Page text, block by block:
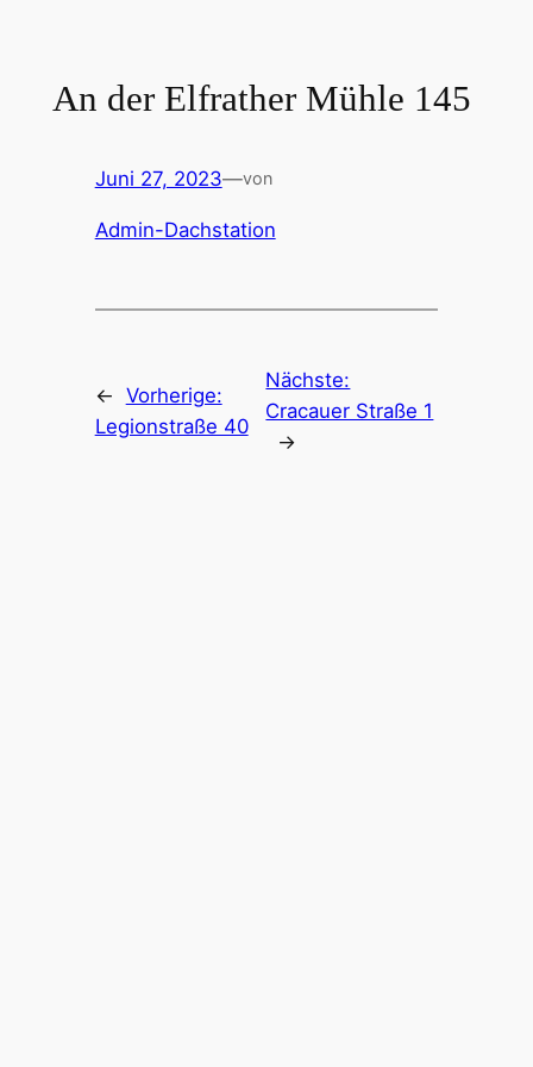
springenAn der Elfrather Mühle 145
Juni 27, 2023—von
Admin-Dachstation
← Vorherige:
Legionstraße 40
Nächste:
Cracauer Straße 1
→